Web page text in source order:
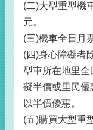
(二)大型重型機
元。
(三)機車全日月
(四)身心障礙者
型車所在地里
礙半價或里民
以半價優惠。
(五)購買大型重